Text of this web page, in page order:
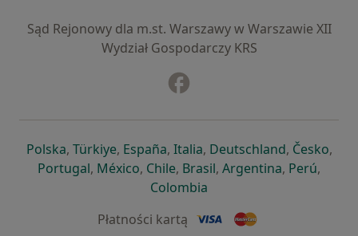
Sąd Rejonowy dla m.st. Warszawy w Warszawie XII
Wydział Gospodarczy KRS
Polskaotwiera się w nowej karcie
, Türkiyeotwiera się w nowej karcie
, Españaotwiera się w nowej karcie
, Italiaotwiera się w nowej
, Deutschlandotwiera się
, Česko,
Portugalotwiera się w nowej karcie
, Méxicootwiera się w nowej karcie
, Chileotwiera się w nowej karcie
, Brasilotwiera się w nowej
, Argentinaotwiera się
, Perú,
Colombia
Płatności kartą